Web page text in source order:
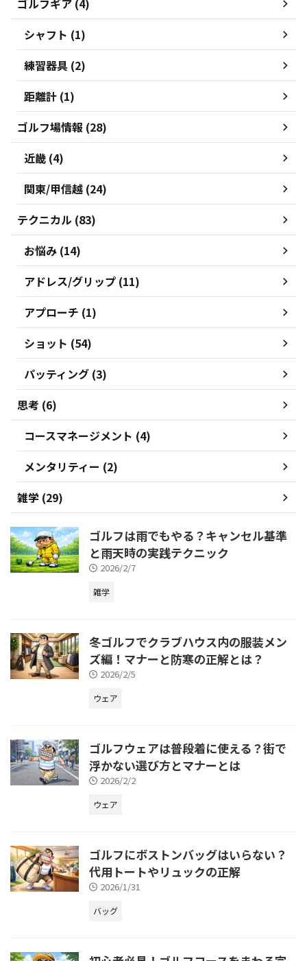
ゴルフギア (4)
シャフト (1)
練習器具 (2)
距離計 (1)
ゴルフ場情報 (28)
近畿 (4)
関東/甲信越 (24)
テクニカル (83)
お悩み (14)
アドレス/グリップ (11)
アプローチ (1)
ショット (54)
パッティング (3)
思考 (6)
コースマネージメント (4)
メンタリティー (2)
雑学 (29)
ゴルフは雨でもやる？キャンセル基準
と雨天時の実践テクニック
2026/2/7
雑学
冬ゴルフでクラブハウス内の服装メン
ズ編！マナーと防寒の正解とは？
2026/2/5
ウェア
ゴルフウェアは普段着に使える？街で
浮かない選び方とマナーとは
2026/2/2
ウェア
ゴルフにボストンバッグはいらない？
代用トートやリュックの正解
2026/1/31
バッグ